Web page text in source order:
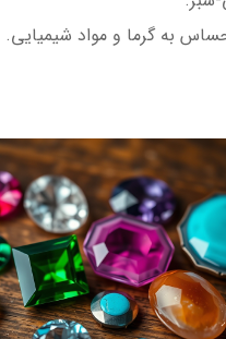
به گرما و مواد شیمیایی.